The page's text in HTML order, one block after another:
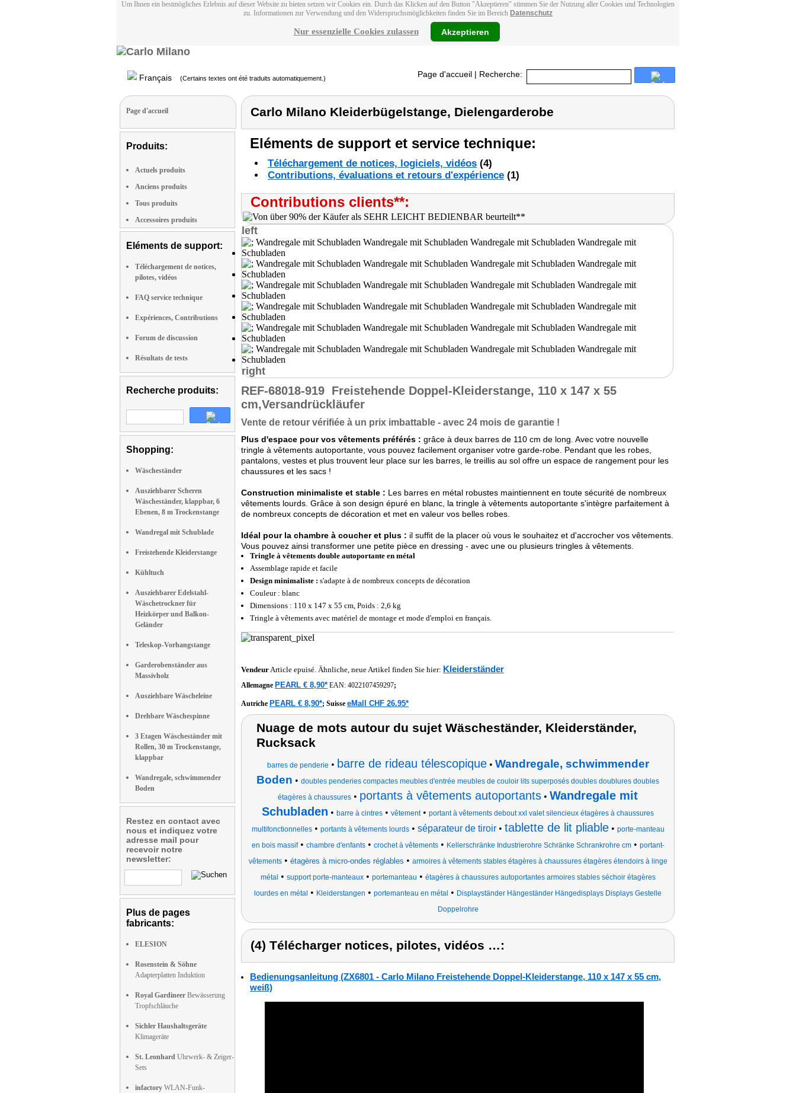
Um Ihnen ein bestmögliches Erlebnis auf dieser Website zu bieten setzen wir Cookies ein. Durch das Klicken auf den Button "Akzeptieren" stimmen Sie der Nutzung aller Cookies und Technologien
zu. Informationen zur Verwendung und den Widerspruchsmöglichkeiten finden Sie im Bereich Datenschutz
Nur essenzielle Cookies zulassen Akzeptieren
Français (Certains textes ont été traduits automatiquement.) Page d'accueil | Recherche:
Page d'accueil
Produits:
Actuels produits
Anciens produits
Tous produits
Accessoires produits
Eléments de support:
Téléchargement de notices,
pilotes, vidéos
FAQ service technique
Expériences, Contributions
Forum de discussion
Résultats de tests
Recherche produits:
Shopping:
Wäscheständer
Ausziehbarer Scheren
Wäscheständer, klappbar, 6
Ebenen, 8 m Trockenstange
Wandregal mit Schublade
Freistehende Kleiderstange
Kühltuch
Ausziehbarer Edelstahl-
Wäschetrockner für
Heizkörper und Balkon-
Geländer
Teleskop-Vorhangstange
Garderobenständer aus
Massivholz
Ausziehbare Wäscheleine
Drehbare Wäschespinne
3 Etagen Wäscheständer mit
Rollen, 30 m Trockenstange,
klappbar
Wandregale, schwimmender
Boden
Restez en contact avec
nous et indiquez votre
adresse mail pour
recevoir notre
newsletter:
Plus de pages
fabricants:
ELESION
Rosenstein & Söhne
Adapterplatten Induktion
Royal Gardineer Bewässerung
Tropfschläuche
Sichler Haushaltsgeräte
Klimageräte
St. Leonhard Uhrwerk- & Zeiger-
Sets
infactory WLAN-Funk-
Carlo Milano Kleiderbügelstange, Dielengarderobe
Eléments de support et service technique:
Téléchargement de notices, logiciels, vidéos (4)
Contributions, évaluations et retours d'expérience (1)
Contributions clients**:
left
right
REF-68018-919 Freistehende Doppel-Kleiderstange, 110 x 147 x 55
cm,Versandrückläufer
Vente de retour vérifiée à un prix imbattable - avec 24 mois de garantie !
Plus d'espace pour vos vêtements préférés : grâce à deux barres de 110 cm de long. Avec votre nouvelle
tringle à vêtements autoportante, vous pouvez facilement organiser votre garde-robe. Pendant que les robes,
pantalons, vestes et plus trouvent leur place sur les barres, le treillis au sol offre un espace de rangement pour les
chaussures et les sacs !
Construction minimaliste et stable : Les barres en métal robustes maintiennent en toute sécurité de nombreux
vêtements lourds. Grâce à son design épuré en blanc, la tringle à vêtements autoportante s'intègre parfaitement à
de nombreux concepts de décoration et met en valeur vos belles robes.
Idéal pour la chambre à coucher et plus : il suffit de la placer où vous le souhaitez et d'accrocher vos vêtements.
Vous pouvez ainsi transformer une petite pièce en dressing - avec une ou plusieurs tringles à vêtements.
Tringle à vêtements double autoportante en métal
Assemblage rapide et facile
Design minimaliste : s'adapte à de nombreux concepts de décoration
Couleur : blanc
Dimensions : 110 x 147 x 55 cm, Poids : 2,6 kg
Tringle à vêtements avec matériel de montage et mode d'emploi en français.
VendeurArticle epuisé. Ähnliche, neue Artikel finden Sie hier: Kleiderständer
Allemagne PEARL € 8,90* EAN: 4022107459297;
Autriche PEARL € 8,90*; Suisse eMall CHF 26.95*
Nuage de mots autour du sujet Wäscheständer, Kleiderständer,
Rucksack
barres de penderie • barre de rideau télescopique• Wandregale, schwimmender
Boden • doubles penderies compactes meubles d'entrée meubles de couloir lits superposés doubles doublures doubles
étagères à chaussures • portants à vêtements autoportants • Wandregale mit
Schubladen • barre à cintres • vêtement• portant à vêtements debout xxl valet silencieux étagères à chaussures
multifonctionnelles• portants à vêtements lourds• séparateur de tiroir• tablette de lit pliable• porte-manteau
en bois massif• chambre d'enfants• crochet à vêtements• Kellerschränke Industrierohre Schränke Schrankrohre cm• portant-
vêtements• étagères à micro-ondes réglables • armoires à vêtements stables étagères à chaussures étagères étendoirs à linge
métal • support porte-manteaux• portemanteau • étagères à chaussures autoportantes armoires stables séchoir étagères
lourdes en métal • Kleiderstangen • portemanteau en métal • Displayständer Hängeständer Hängedisplays Displays Gestelle
Doppelrohre
(4) Télécharger notices, pilotes, vidéos …:
Bedienungsanleitung (ZX6801 - Carlo Milano Freistehende Doppel-Kleiderstange, 110 x 147 x 55 cm,
weiß)